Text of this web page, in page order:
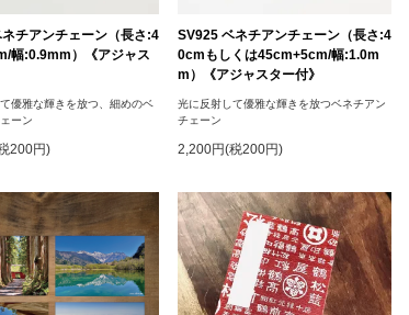
チアンチェーン（長さ:4
幅:0.9mm）《アジャス
優雅な輝きを放つ、細めのベ
ーン
200円)
SV925 ベネチアンチェーン（長さ:4
0cmもしくは45cm+5cm/幅:1.0m
m）《アジャスター付》
光に反射して優雅な輝きを放つベネチアン
チェーン
2,200円(税200円)